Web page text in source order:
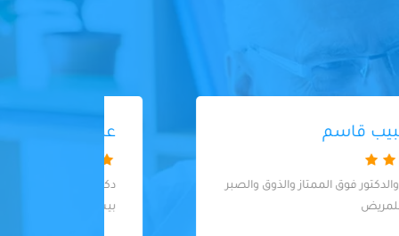
عصام عبد المنعم
دكتور ممتاز و معاملة و اسلوب راقي جدا و
بيسمع الشكوى و ذوق جدا في التعامل